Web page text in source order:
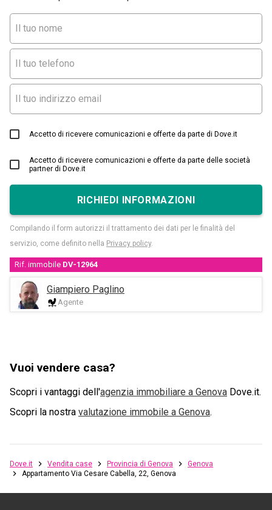
Accetto di ricevere comunicazioni e offerte da parte di Dove.it
Accetto di ricevere comunicazioni e offerte da parte delle società
partner di Dove.it
RICHIEDI INFORMAZIONI
Compilando il form autorizzi il trattamento dei dati per le finalità del
servizio, come definito nella Privacy policy.
Rif. immobile DV-12964
Giampiero Paglino
Agente
Vuoi vendere casa?
Scopri i vantaggi dell'agenzia immobiliare a Genova Dove.it.
Scopri la nostra valutazione immobile a Genova.
Dove.it Vendita case Provincia di Genova
Genova
Appartamento Via Cesare Cabella, 22, Genova